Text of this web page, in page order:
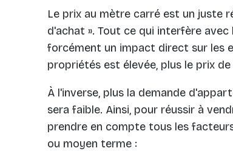
Le prix au mètre carré est un juste
d'achat ». Tout ce qui interfère
forcément un impact direct sur les
propriétés est élevée, plus le prix
À l'inverse, plus la demande
sera faible. Ainsi, pour réussir à
prendre en compte tous les
ou moyen terme :